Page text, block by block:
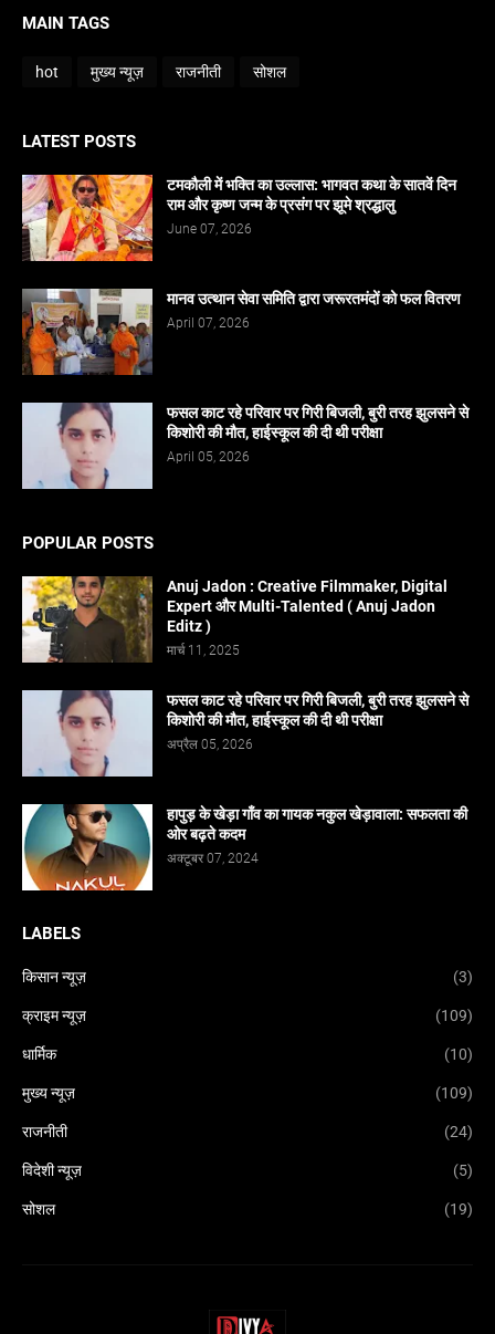
MAIN TAGS
hot मुख्य न्यूज़ राजनीती सोशल
LATEST POSTS
टमकौली में भक्ति का उल्लास: भागवत कथा के सातवें दिन
राम और कृष्ण जन्म के प्रसंग पर झूमे श्रद्धालु
June 07, 2026
मानव उत्थान सेवा समिति द्वारा जरूरतमंदों को फल वितरण
April 07, 2026
फसल काट रहे परिवार पर गिरी बिजली, बुरी तरह झुलसने से
किशोरी की मौत, हाईस्कूल की दी थी परीक्षा
April 05, 2026
POPULAR POSTS
Anuj Jadon : Creative Filmmaker, Digital
Expert और Multi-Talented ( Anuj Jadon
Editz )
मार्च 11, 2025
फसल काट रहे परिवार पर गिरी बिजली, बुरी तरह झुलसने से
किशोरी की मौत, हाईस्कूल की दी थी परीक्षा
अप्रैल 05, 2026
हापुड़ के खेड़ा गाँव का गायक नकुल खेड़ावाला: सफलता की
ओर बढ़ते कदम
अक्टूबर 07, 2024
LABELS
किसान न्यूज़ (3)
क्राइम न्यूज़ (109)
धार्मिक (10)
मुख्य न्यूज़ (109)
राजनीती (24)
विदेशी न्यूज़ (5)
सोशल (19)